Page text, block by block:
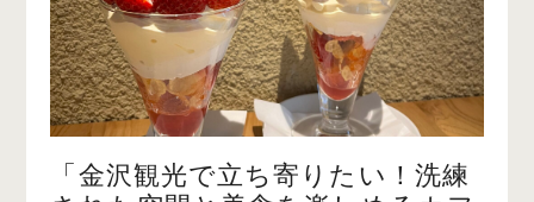
「金沢観光で立ち寄りたい！洗練